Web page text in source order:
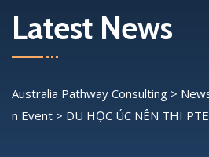
Latest News
Australia Pathway Consulting >
n Event > DU HỌC ÚC NÊN THI